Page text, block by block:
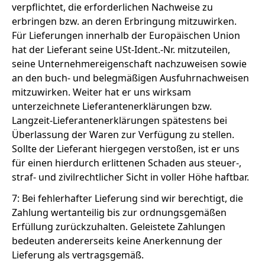
verpflichtet, die erforderlichen Nachweise zu
erbringen bzw. an deren Erbringung mitzuwirken.
Für Lieferungen innerhalb der Europäischen Union
hat der Lieferant seine USt-Ident.-Nr. mitzuteilen,
seine Unternehmereigenschaft nachzuweisen sowie
an den buch- und belegmäßigen Ausfuhrnachweisen
mitzuwirken. Weiter hat er uns wirksam
unterzeichnete Lieferantenerklärungen bzw.
Langzeit-Lieferantenerklärungen spätestens bei
Überlassung der Waren zur Verfügung zu stellen.
Sollte der Lieferant hiergegen verstoßen, ist er uns
für einen hierdurch erlittenen Schaden aus steuer-,
straf- und zivilrechtlicher Sicht in voller Höhe haftbar.
7: Bei fehlerhafter Lieferung sind wir berechtigt, die
Zahlung wertanteilig bis zur ordnungsgemäßen
Erfüllung zurückzuhalten. Geleistete Zahlungen
bedeuten andererseits keine Anerkennung der
Lieferung als vertragsgemäß.